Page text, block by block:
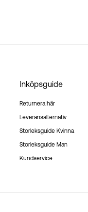
Inköpsguide
Returnera här
Leveransalternativ
Storleksguide Kvinna
Storleksguide Man
Kundservice